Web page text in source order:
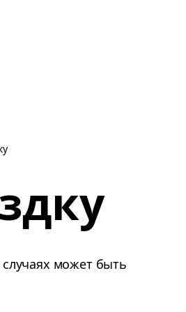
может быть